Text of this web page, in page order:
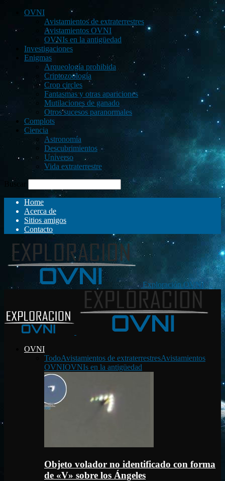
OVNI
Avistamientos de extraterrestres
Avistamientos OVNI
OVNIs en la antigüedad
Investigaciones
Enigmas
Arqueología prohibida
Criptozoología
Crop circles
Fantasmas y otras apariciones
Mutilaciones de ganado
Otros sucesos paranormales
Complots
Ciencia
Astronomía
Descubrimientos
Universo
Vida extraterrestre
Buscar
Home
Acerca de
Sitios amigos
Contacto
Exploración OVNI
OVNI
TodoAvistamientos de extraterrestresAvistamientos
OVNIOVNIs en la antigüedad
Objeto volador no identificado con forma
de «V» sobre los Ángeles